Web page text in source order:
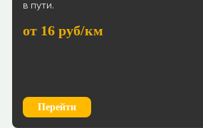
в пути.
от 16 руб/км
Перейти